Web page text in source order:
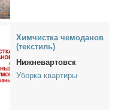
Хим­чист­ка че­мо­да­нов
(тек­стиль)
Нижневартовск
Уборка квартиры